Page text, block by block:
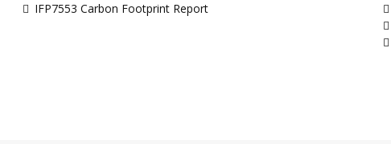
IFP7553 Carbon Footprint Report